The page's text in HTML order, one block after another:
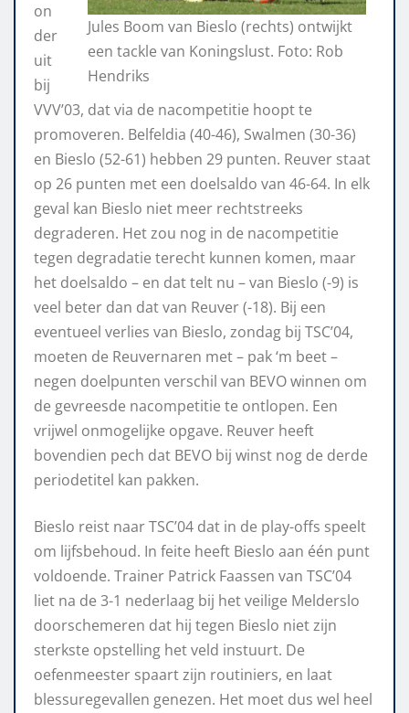
Jules Boom van Bieslo (rechts) ontwijkt
een tackle van Koningslust. Foto: Rob
Hendriks
on
der
uit
bij
VVV’03, dat via de nacompetitie hoopt te
promoveren. Belfeldia (40-46), Swalmen (30-36)
en Bieslo (52-61) hebben 29 punten. Reuver staat
op 26 punten met een doelsaldo van 46-64. In elk
geval kan Bieslo niet meer rechtstreeks
degraderen. Het zou nog in de nacompetitie
tegen degradatie terecht kunnen komen, maar
het doelsaldo – en dat telt nu – van Bieslo (-9) is
veel beter dan dat van Reuver (-18). Bij een
eventueel verlies van Bieslo, zondag bij TSC’04,
moeten de Reuvernaren met – pak ‘m beet –
negen doelpunten verschil van BEVO winnen om
de gevreesde nacompetitie te ontlopen. Een
vrijwel onmogelijke opgave. Reuver heeft
bovendien pech dat BEVO bij winst nog de derde
periodetitel kan pakken.
Bieslo reist naar TSC’04 dat in de play-offs speelt
om lijfsbehoud. In feite heeft Bieslo aan één punt
voldoende. Trainer Patrick Faassen van TSC’04
liet na de 3-1 nederlaag bij het veilige Melderslo
doorschemeren dat hij tegen Bieslo niet zijn
sterkste opstelling het veld instuurt. De
oefenmeester spaart zijn routiniers, en laat
blessuregevallen genezen. Het moet dus wel heel